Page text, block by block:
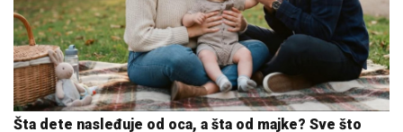
Šta dete nasleđuje od oca, a šta od majke? Sve što